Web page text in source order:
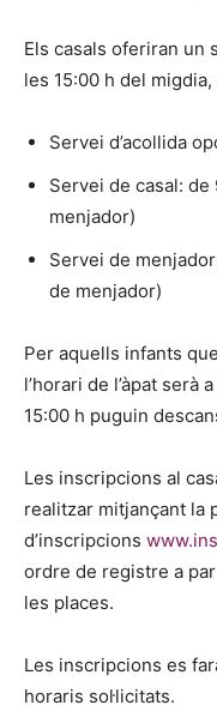
Els casals oferiran un
les 15:00 h del
Servei d’acollida
Servei de casal:
menjador)
Servei de
de menjador)
Per aquells infants
l’horari de l’àpat serà
15:00 h puguin
Les inscripcions al
realitzar mitjançant la
d’inscripcions
ordre de registre a
les places.
Les inscripcions es
horaris sol·licitats.